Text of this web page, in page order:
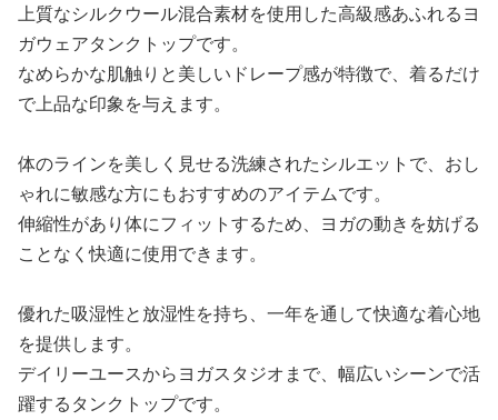
上質なシルクウール混合素材を使用した高級感あふれるヨ
ガウェアタンクトップです。
なめらかな肌触りと美しいドレープ感が特徴で、着るだけ
で上品な印象を与えます。
体のラインを美しく見せる洗練されたシルエットで、おし
ゃれに敏感な方にもおすすめのアイテムです。
伸縮性があり体にフィットするため、ヨガの動きを妨げる
ことなく快適に使用できます。
優れた吸湿性と放湿性を持ち、一年を通して快適な着心地
を提供します。
デイリーユースからヨガスタジオまで、幅広いシーンで活
躍するタンクトップです。